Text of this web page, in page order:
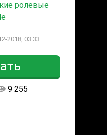
ролевые
2018, 03:33
9 255